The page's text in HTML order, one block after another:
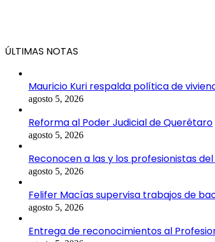
ÚLTIMAS NOTAS
Mauricio Kuri respalda política de
agosto 5, 2026
Reforma al Poder Judicial de Querétaro
agosto 5, 2026
Reconocen a las y los profesionistas
agosto 5, 2026
Felifer Macías supervisa trabajos de
agosto 5, 2026
Entrega de reconocimientos al